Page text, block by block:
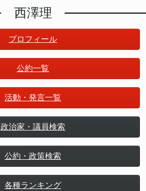
西澤理
プロフィール
公約一覧
活動・発言一覧
政治家・議員検索
公約・政策検索
各種ランキング